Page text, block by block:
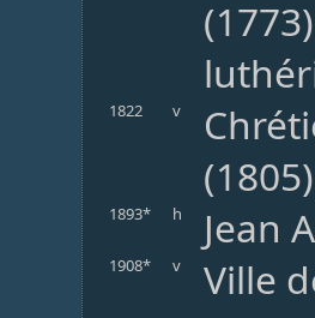
1822 v
1893* h Jean
1908* v Ville